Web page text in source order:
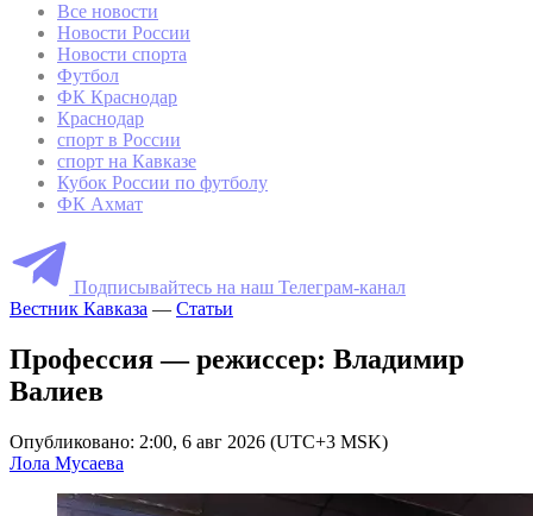
Все новости
Новости России
Новости спорта
Футбол
ФК Краснодар
Краснодар
спорт в России
спорт на Кавказе
Кубок России по футболу
ФК Ахмат
Подписывайтесь на наш Телеграм-канал
Вестник Кавказа — Статьи
Профессия — режиссер: Владимир
Валиев
Опубликовано: 2:00, 6 авг 2026 (UTC+3 MSK)
Лола Мусаева